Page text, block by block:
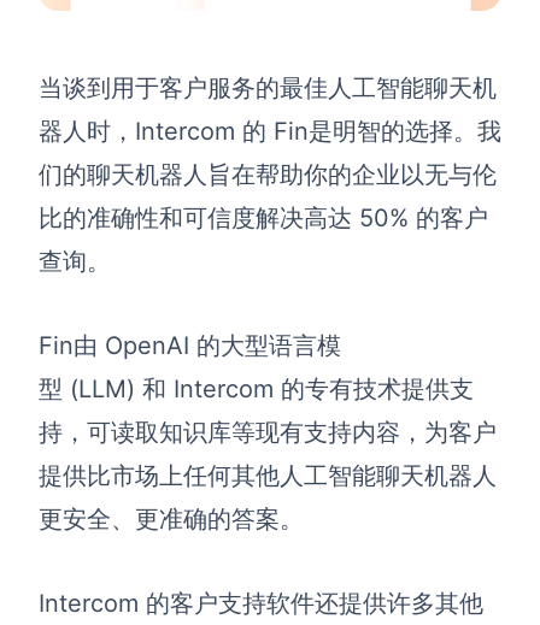
客户案例
用boardmix提升团队协作效率
企业版申请试用
满足企业级团队协作和管理需求
帮助支持
获取详细功能指南和技术支持
知识分享社区
探索创意灵感与高效协作技巧
定价
当谈到用于客户服务的最佳人工智能聊天机
器人时， Intercom 的 Fin是明智的选择。我
们的聊天机器人旨在帮助你的企业以无与伦
比的准确性和可信度解决高达 50% 的客户
查询。
Fin由 OpenAI 的大型语言模
型 (LLM) 和 Intercom 的专有技术提供支
持，可读取知识库等现有支持内容，为客户
提供比市场上任何其他人工智能聊天机器人
更安全、更准确的答案。
Intercom 的客户支持软件还提供许多其他